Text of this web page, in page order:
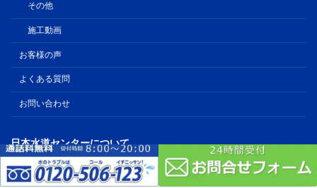
その他
施工動画
お客様の声
よくある質問
お問い合わせ
日本水道センターについて
会社概要
採用情報